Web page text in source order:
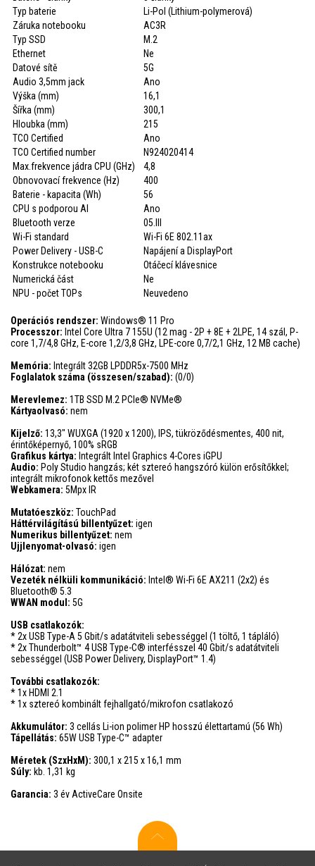
Typ baterie
Li-Pol (Lithium-polymerová)
Záruka notebooku
AC3R
Typ SSD
M.2
Ethernet
Ne
Datové sítě
5G
Audio 3,5mm jack
Ano
Výška (mm)
16,1
Šířka (mm)
300,1
Hloubka (mm)
215
TCO Certified
Ano
TCO Certified number
N924020414
Max.frekvence jádra CPU (GHz)
4,8
Obnovovací frekvence (Hz)
400
Baterie - kapacita (Wh)
56
CPU s podporou AI
Ano
Bluetooth verze
05.III
Wi-Fi standard
Wi-Fi 6E 802.11ax
Power Delivery - USB-C
Napájení a DisplayPort
Konstrukce notebooku
Otáčecí klávesnice
Numerická část
Ne
NPU - počet TOPs
Neuvedeno
Operációs rendszer: Windows® 11 Pro
Processzor: Intel Core Ultra 7 155U (12 mag - 2P + 8E + 2LPE, 14 szál, P-
core 1,7/4,8 GHz, E-core 1,2/3,8 GHz, LPE-core 0,7/2,1 GHz, 12 MB cache)
Memória: Integrált 32GB LPDDR5x-7500 MHz
Foglalatok száma (összesen/szabad): (0/0)
Merevlemez: 1TB SSD M.2 PCIe® NVMe®
Kártyaolvasó: nem
Kijelző: 13,3" WUXGA (1920 x 1200), IPS, tükröződésmentes, 400 nit,
érintőképernyő, 100% sRGB
Grafikus kártya: Integrált Intel Graphics 4-Cores iGPU
Audio: Poly Studio hangzás; két sztereó hangszóró külön erősítőkkel;
integrált mikrofonok kettős mezővel
Webkamera: 5Mpx IR
Mutatóeszköz: TouchPad
Háttérvilágítású billentyűzet: igen
Numerikus billentyűzet: nem
Ujjlenyomat-olvasó: igen
Hálózat: nem
Vezeték nélküli kommunikáció: Intel® Wi-Fi 6E AX211 (2x2) és
Bluetooth® 5.3
WWAN modul: 5G
USB csatlakozók:
* 2x USB Type-A 5 Gbit/s adatátviteli sebességgel (1 töltő, 1 tápláló)
* 2x Thunderbolt™ 4 USB Type-C® interfésszel 40 Gbit/s adatátviteli
sebességgel (USB Power Delivery, DisplayPort™ 1.4)
További csatlakozók:
* 1x HDMI 2.1
* 1x sztereó kombinált fejhallgató/mikrofon csatlakozó
Akkumulátor: 3 cellás Li-ion polimer HP hosszú élettartamú (56 Wh)
Tápellátás: 65W USB Type-C™ adapter
Méretek (SzxHxM): 300,1 x 215 x 16,1 mm
Súly: kb. 1,31 kg
Garancia: 3 év ActiveCare Onsite